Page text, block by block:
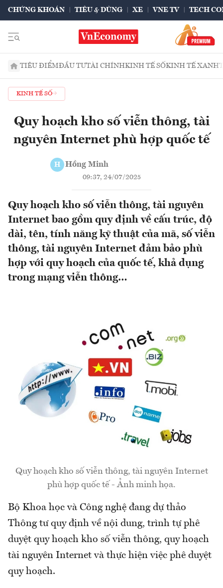
CHỨNG KHOÁN TIÊU & DÙNG XE VNE TV TECH
TIÊU ĐIỂMĐẦU TƯTÀI CHÍNHKINH TẾ SỐKINH TẾ XANH
KINH TẾ SỐ
Quy hoạch kho số viễn thông, tài
nguyên Internet phù hợp quốc tế
H Hồng Minh
09:37, 24/07/2025
Quy hoạch kho số viễn thông, tài nguyên
Internet bao gồm quy định về cấu trúc, độ
dài, tên, tính năng kỹ thuật của mã, số viễn
thông, tài nguyên Internet đảm bảo phù
hợp với quy hoạch của quốc tế, khả dụng
trong mạng viễn thông…
Quy hoạch kho số viễn thông, tài nguyên Internet
phù hợp quốc tế - Ảnh minh họa.
Bộ Khoa học và Công nghệ đang dự thảo
Thông tư quy định về nội dung, trình tự phê
duyệt quy hoạch kho số viễn thông, quy hoạch
tài nguyên Internet và thực hiện việc phê duyệt
quy hoạch.